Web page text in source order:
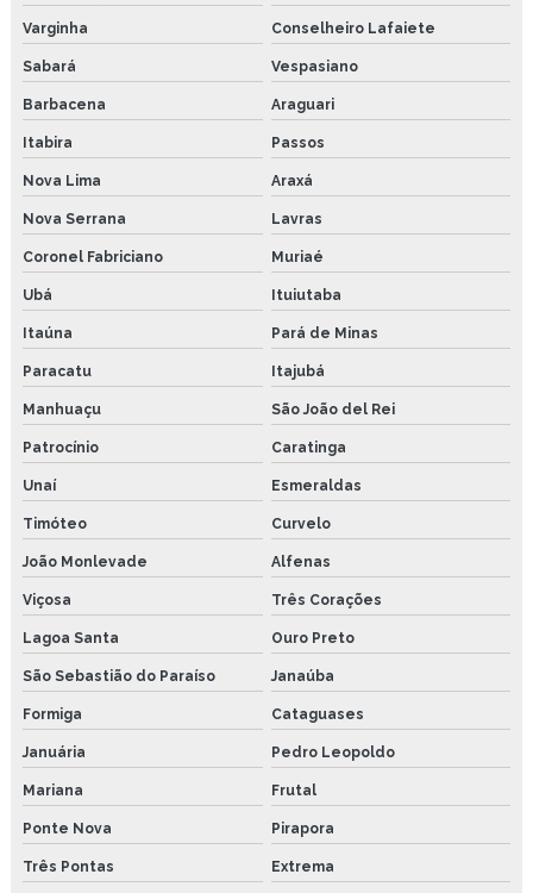
Varginha Conselheiro Lafaiete
Sabará Vespasiano
Barbacena Araguari
Itabira Passos
Nova Lima Araxá
Nova Serrana Lavras
Coronel Fabriciano Muriaé
Ubá Ituiutaba
Itaúna Pará de Minas
Paracatu Itajubá
Manhuaçu São João del Rei
Patrocínio Caratinga
Unaí Esmeraldas
Timóteo Curvelo
João Monlevade Alfenas
Viçosa Três Corações
Lagoa Santa Ouro Preto
São Sebastião do Paraíso Janaúba
Formiga Cataguases
Januária Pedro Leopoldo
Mariana Frutal
Ponte Nova Pirapora
Três Pontas Extrema